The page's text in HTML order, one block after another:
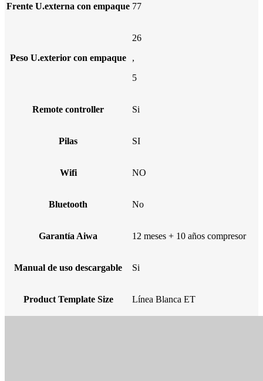
Frente U.externa con empaque 77
Peso U.exterior con empaque
26
,
5
Remote controller Si
Pilas SI
Wifi NO
Bluetooth No
Garantía Aiwa 12 meses + 10 años compresor
Manual de uso descargable Si
Product Template Size Línea Blanca ET